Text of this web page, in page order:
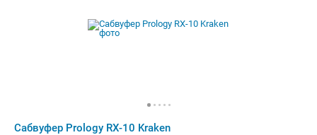
Сабвуфер Prology RX-10 Kraken